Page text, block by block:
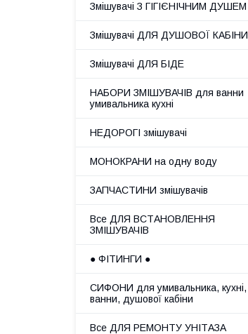
Змішувачі З ГІГІЄНІЧНИМ ДУШЕМ
Змішувачі ДЛЯ ДУШОВОЇ КАБІНИ
Змішувачі ДЛЯ БІДЕ
НАБОРИ ЗМІШУВАЧІВ для ванни
умивальника кухні
НЕДОРОГІ змішувачі
МОНОКРАНИ на одну воду
ЗАПЧАСТИНИ змішувачів
Все ДЛЯ ВСТАНОВЛЕННЯ
ЗМІШУВАЧІВ
● ФІТИНГИ ●
СИФОНИ для умивальника, кухні,
ванни, душової кабіни
Все ДЛЯ РЕМОНТУ УНІТАЗА